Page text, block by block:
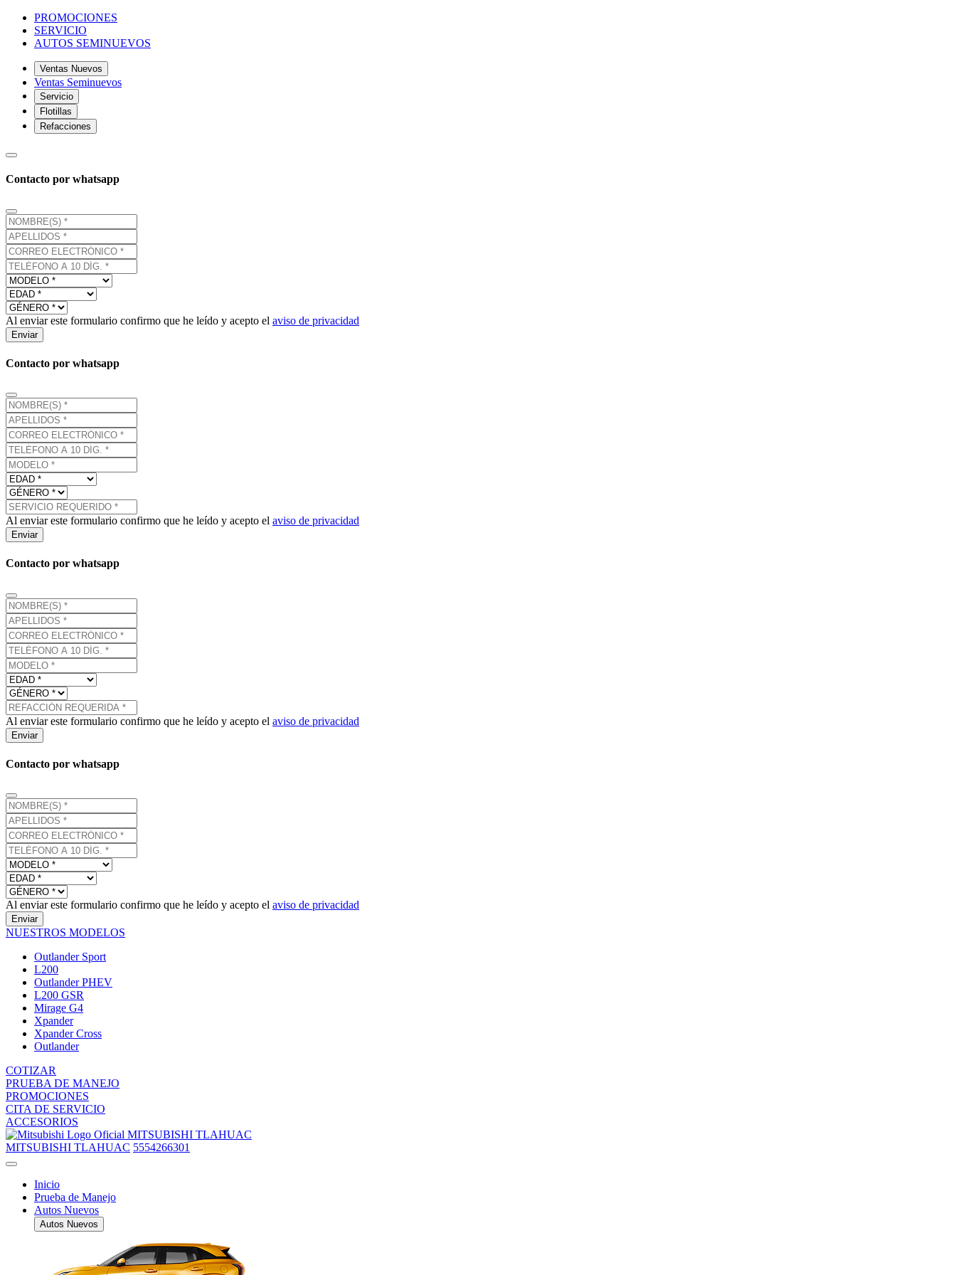
PROMOCIONES
SERVICIO
AUTOS SEMINUEVOS
Ventas Nuevos
Ventas Seminuevos
Servicio
Flotillas
Refacciones
Contacto por whatsapp
Al enviar este formulario confirmo que he leído y acepto el aviso de privacidad
Enviar
Contacto por whatsapp
Al enviar este formulario confirmo que he leído y acepto el aviso de privacidad
Enviar
Contacto por whatsapp
Al enviar este formulario confirmo que he leído y acepto el aviso de privacidad
Enviar
Contacto por whatsapp
Al enviar este formulario confirmo que he leído y acepto el aviso de privacidad
Enviar
NUESTROS MODELOS
Outlander Sport
L200
Outlander PHEV
L200 GSR
Mirage G4
Xpander
Xpander Cross
Outlander
COTIZAR
PRUEBA DE MANEJO
PROMOCIONES
CITA DE SERVICIO
ACCESORIOS
MITSUBISHI TLAHUAC
MITSUBISHI TLAHUAC 5554266301
Inicio
Prueba de Manejo
Autos Nuevos
Autos Nuevos